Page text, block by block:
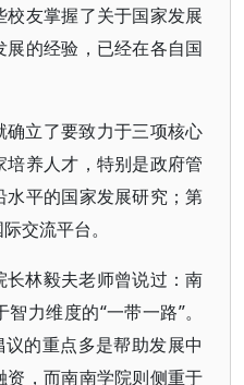
友掌握了关于国家发展
的经验，已经在各自国
立了要致力于三项核心
养人才，特别是政府管
平的国家发展研究；第
交流平台。
林毅夫老师曾说过：南
力维度的“一带一路”。
的重点多是帮助发展中
，而南南学院则侧重于